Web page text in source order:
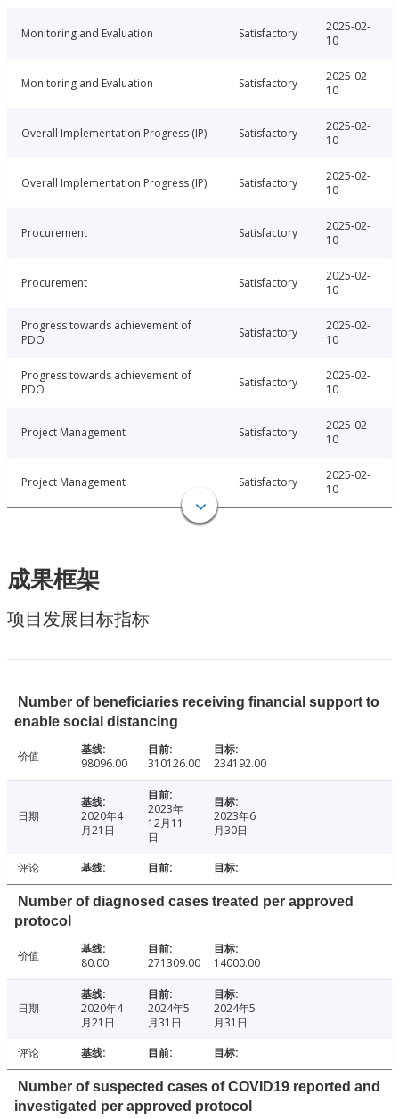
Monitoring and Evaluation Satisfactory
2025-02-
10
Monitoring and Evaluation Satisfactory
2025-02-
10
Overall Implementation Progress (IP) Satisfactory
2025-02-
10
Overall Implementation Progress (IP) Satisfactory
2025-02-
10
Procurement Satisfactory
2025-02-
10
Procurement Satisfactory
2025-02-
10
Progress towards achievement of
PDO
Satisfactory
2025-02-
10
Progress towards achievement of
PDO
Satisfactory
2025-02-
10
Project Management Satisfactory
2025-02-
10
Project Management Satisfactory
2025-02-
10
成果框架
项目发展目标指标
Number of beneficiaries receiving financial support to
enable social distancing
价值 98096.00 310126.00 234192.00
日期
2020年4
月21日
2023年
12月11
日
2023年6
月30日
评论
Number of diagnosed cases treated per approved
protocol
价值 80.00 271309.00 14000.00
日期
2020年4
月21日
2024年5
月31日
2024年5
月31日
评论
Number of suspected cases of COVID19 reported and
investigated per approved protocol